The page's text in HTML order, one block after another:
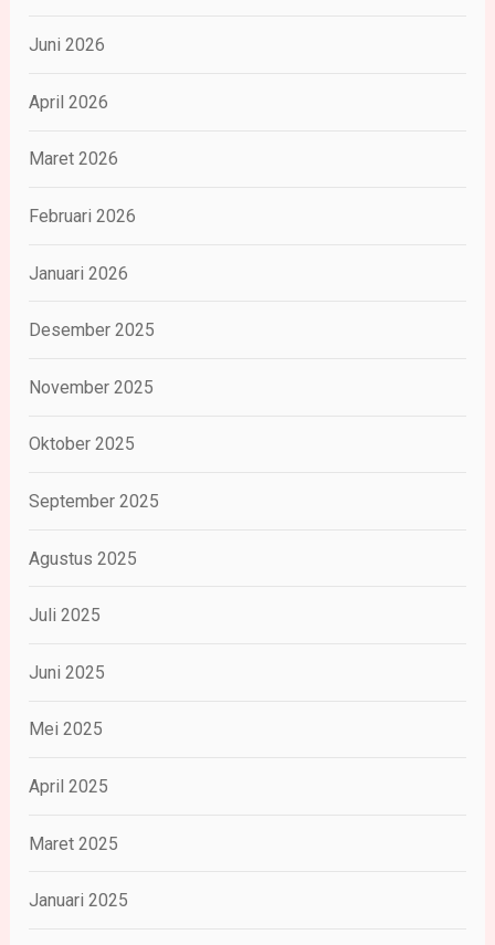
Juni 2026
April 2026
Maret 2026
Februari 2026
Januari 2026
Desember 2025
November 2025
Oktober 2025
September 2025
Agustus 2025
Juli 2025
Juni 2025
Mei 2025
April 2025
Maret 2025
Januari 2025